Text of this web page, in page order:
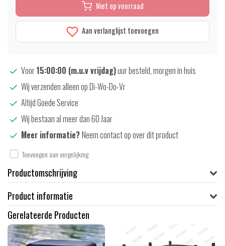
Niet op voorraad
Aan verlanglijst toevoegen
Voor15:00:00 (m.u.v vrijdag)uur besteld, morgen in huis
Wij verzenden alleen op Di-Wo-Do-Vr
Altijd Goede Service
Wij bestaan al meer dan 60 Jaar
Meer informatie?Neem contact op over dit product
Toevoegen aan vergelijking
Productomschrijving
Product informatie
Gerelateerde Producten